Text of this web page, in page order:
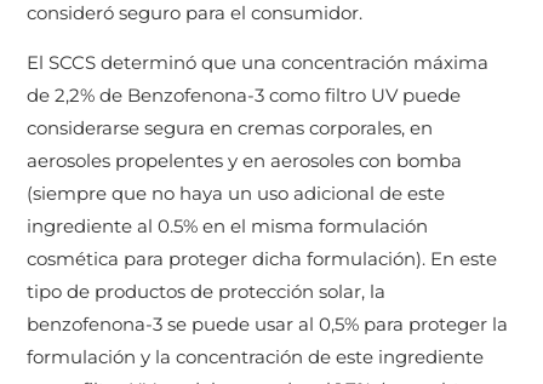
consideró seguro para el consumidor.
El SCCS determinó que una concentración máxima
de 2,2% de Benzofenona-3 como filtro UV puede
considerarse segura en cremas corporales, en
aerosoles propelentes y en aerosoles con bomba
(siempre que no haya un uso adicional de este
ingrediente al 0.5% en el misma formulación
cosmética para proteger dicha formulación). En este
tipo de productos de protección solar, la
benzofenona-3 se puede usar al 0,5% para proteger la
formulación y la concentración de este ingrediente